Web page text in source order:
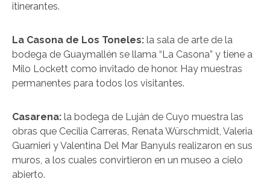
itinerantes.
La Casona de Los Toneles: la sala de arte de la
bodega de Guaymallén se llama “La Casona” y tiene a
Milo Lockett como invitado de honor. Hay muestras
permanentes para todos los visitantes.
Casarena: la bodega de Luján de Cuyo muestra las
obras que Cecilia Carreras, Renata Würschmidt, Valeria
Guarnieri y Valentina Del Mar Banyuls realizaron en sus
muros, a los cuales convirtieron en un museo a cielo
abierto.